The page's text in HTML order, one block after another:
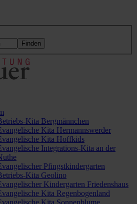
Kita Bergmännchen
Kita Hermannswerder
Kita Hoffkids
Integrations-Kita an der
Pfingstkindergarten
Kita Geolino
Kindergarten Friedenshaus
Kita Regenbogenland
Kita Sonnenblume